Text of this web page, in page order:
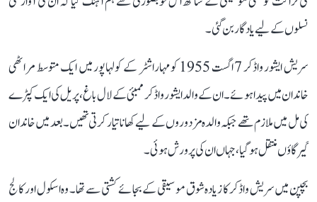
نسلوں کے لیے یادگار بن گئی۔
سریش ایشور واڈکر 7 اگست 1955 کو مہاراشٹر کے کولہاپور میں ایک متوسط مراٹھی
خاندان میں پیدا ہوئے۔ ان کے والد ایشور واڈکر ممبئی کے لال باغ، پریل کی ایک کپڑے
کی مل میں ملازم تھے جبکہ والدہ مزدوروں کے لیے کھانا تیار کرتی تھیں۔ بعد میں خاندان
گیرگاؤں منتقل ہو گیا، جہاں ان کی پرورش ہوئی۔
بچپن میں سریش واڈکر کا زیادہ شوق موسیقی کے بجائے کشتی سے تھا۔ وہ اسکول اور کالج